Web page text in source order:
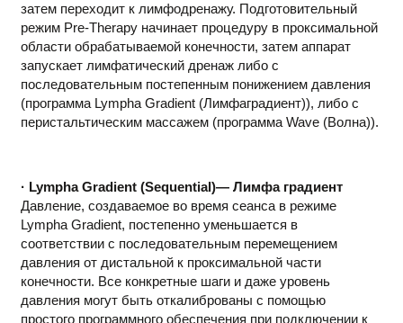
затем переходит к лимфодренажу. Подготовительный
режим Pre-Therapy начинает процедуру в проксимальной
области обрабатываемой конечности, затем аппарат
запускает лимфатический дренаж либо с
последовательным постепенным понижением давления
(программа Lympha Gradient (Лимфаградиент)), либо с
перистальтическим массажем (программа Wave (Волна)).
· Lympha Gradient (Sequential)— Лимфа градиент
Давление, создаваемое во время сеанса в режиме
Lympha Gradient, постепенно уменьшается в
соответствии с последовательным перемещением
давления от дистальной к проксимальной части
конечности. Все конкретные шаги и даже уровень
давления могут быть откалиброваны с помощью
простого программного обеспечения при подключении к